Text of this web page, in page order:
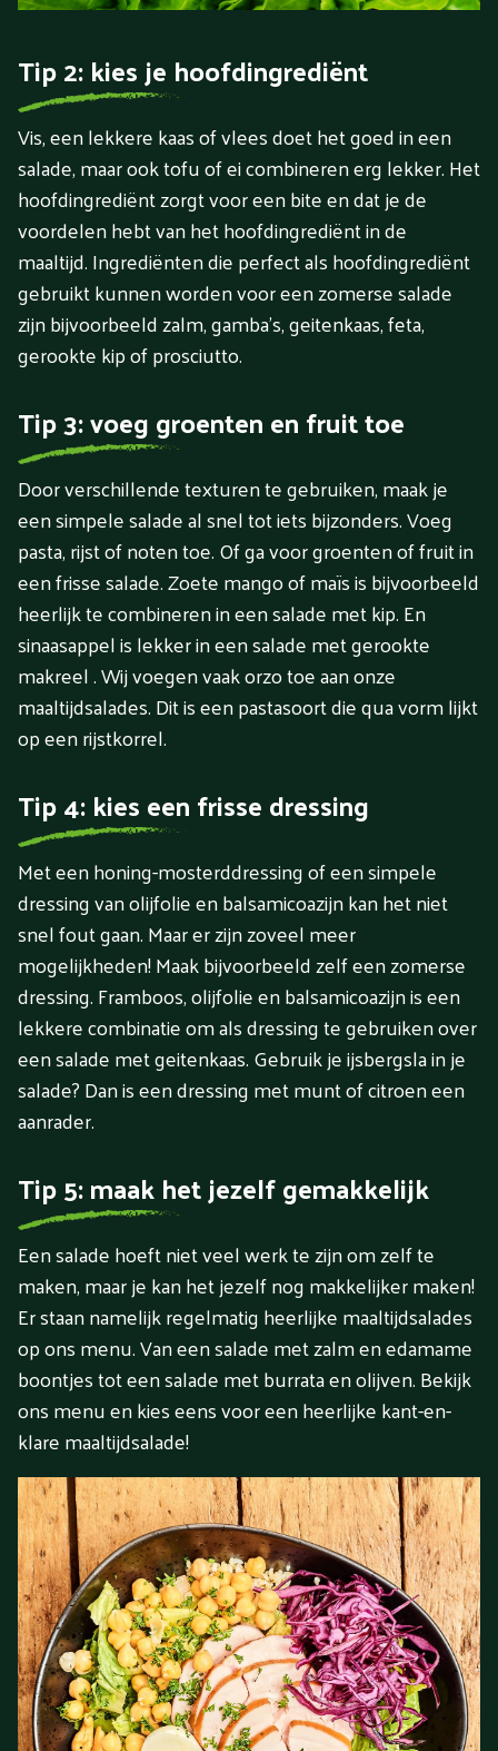
Tip 2: kies je hoofdingrediënt
Vis, een lekkere kaas of vlees doet het goed in een
salade, maar ook tofu of ei combineren erg lekker. Het
hoofdingrediënt zorgt voor een bite en dat je de
voordelen hebt van het hoofdingrediënt in de
maaltijd. Ingrediënten die perfect als hoofdingrediënt
gebruikt kunnen worden voor een zomerse salade
zijn bijvoorbeeld zalm, gamba’s, geitenkaas, feta,
gerookte kip of prosciutto.
Tip 3: voeg groenten en fruit toe
Door verschillende texturen te gebruiken, maak je
een simpele salade al snel tot iets bijzonders. Voeg
pasta, rijst of noten toe. Of ga voor groenten of fruit in
een frisse salade. Zoete mango of maïs is bijvoorbeeld
heerlijk te combineren in een salade met kip. En
sinaasappel is lekker in een salade met gerookte
makreel . Wij voegen vaak orzo toe aan onze
maaltijdsalades. Dit is een pastasoort die qua vorm lijkt
op een rijstkorrel.
Tip 4: kies een frisse dressing
Met een honing-mosterddressing of een simpele
dressing van olijfolie en balsamicoazijn kan het niet
snel fout gaan. Maar er zijn zoveel meer
mogelijkheden! Maak bijvoorbeeld zelf een zomerse
dressing. Framboos, olijfolie en balsamicoazijn is een
lekkere combinatie om als dressing te gebruiken over
een salade met geitenkaas. Gebruik je ijsbergsla in je
salade? Dan is een dressing met munt of citroen een
aanrader.
Tip 5: maak het jezelf gemakkelijk
Een salade hoeft niet veel werk te zijn om zelf te
maken, maar je kan het jezelf nog makkelijker maken!
Er staan namelijk regelmatig heerlijke maaltijdsalades
op ons menu. Van een salade met zalm en edamame
boontjes tot een salade met burrata en olijven. Bekijk
ons menu en kies eens voor een heerlijke kant-en-
klare maaltijdsalade!